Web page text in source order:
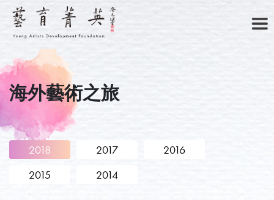
海外藝術之旅
2018 2017
2016
2015
2014